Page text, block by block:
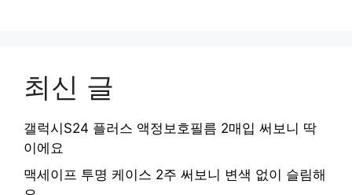
최신 글
갤럭시S24 플러스 액정보호필름 2매입 써보니 딱
이에요
맥세이프 투명 케이스 2주 써보니 변색 없이 슬림해